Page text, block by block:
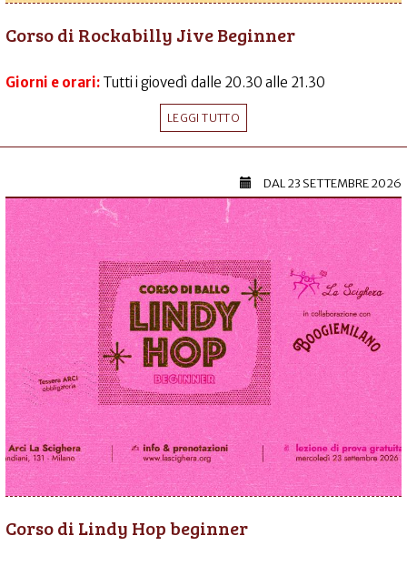
Corso di Rockabilly Jive Beginner
Giorni e orari: Tutti i giovedì dalle 20.30 alle 21.30
LEGGI TUTTO
DAL23 SETTEMBRE 2026
Corso di Lindy Hop beginner